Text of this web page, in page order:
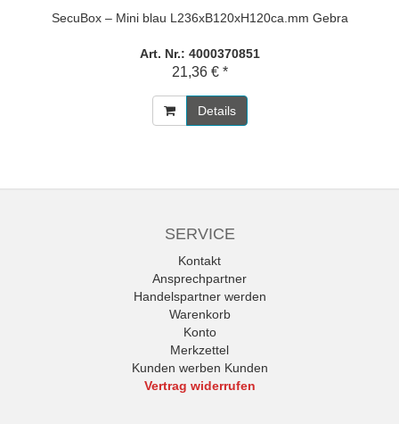
SecuBox – Mini blau L236xB120xH120ca.mm Gebra
Art. Nr.: 4000370851
21,36 € *
Details
SERVICE
Kontakt
Ansprechpartner
Handelspartner werden
Warenkorb
Konto
Merkzettel
Kunden werben Kunden
Vertrag widerrufen